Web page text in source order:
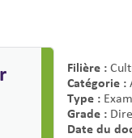
Filière :
Catégorie :
Type :
Grade :
Date du